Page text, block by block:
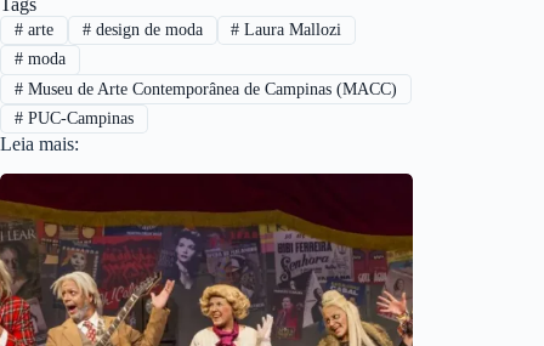
#arte #design de moda # Laura Mallozi
#moda
#Museu de Arte Contemporânea de Campinas (MACC)
#PUC-Campinas
Leia mais: